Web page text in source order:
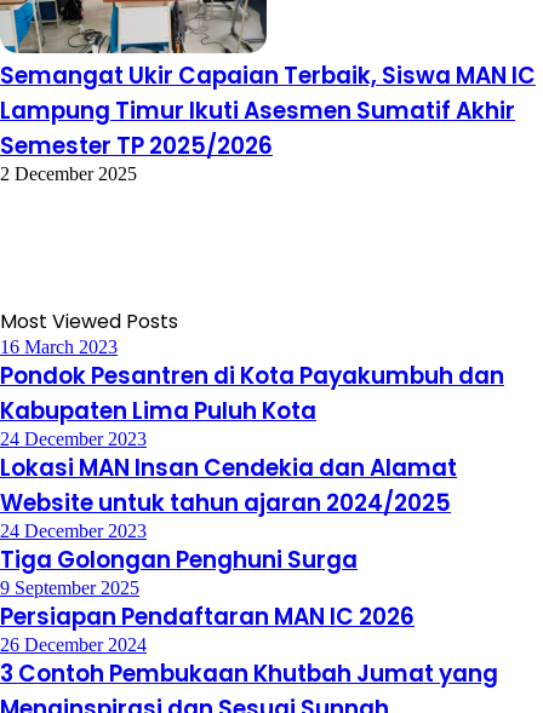
Semangat Ukir Capaian Terbaik, Siswa MAN IC
Lampung Timur Ikuti Asesmen Sumatif Akhir
Semester TP 2025/2026
2 December 2025
Most Viewed Posts
16 March 2023
Pondok Pesantren di Kota Payakumbuh dan
Kabupaten Lima Puluh Kota
24 December 2023
Lokasi MAN Insan Cendekia dan Alamat
Website untuk tahun ajaran 2024/2025
24 December 2023
Tiga Golongan Penghuni Surga
9 September 2025
Persiapan Pendaftaran MAN IC 2026
26 December 2024
3 Contoh Pembukaan Khutbah Jumat yang